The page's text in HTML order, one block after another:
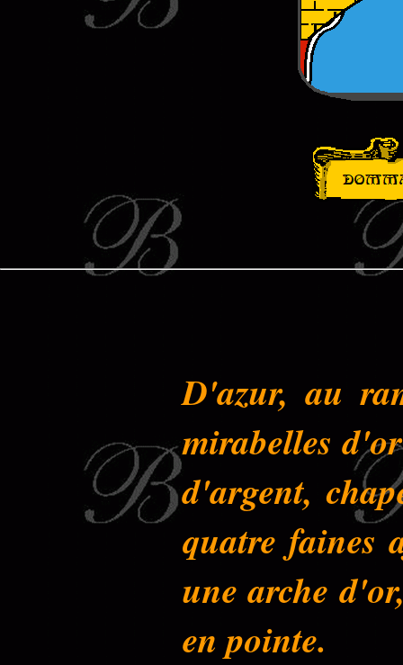
D'azur, au
mirabelles
d'argent,
quatre faines
une arche
en pointe.